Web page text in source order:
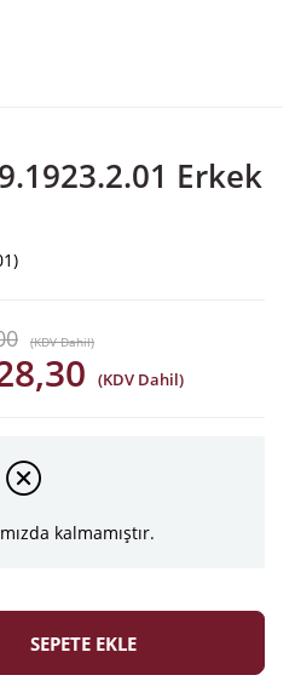
Erkek
(KDV Dahil)
(KDV Dahil)
kalmamıştır.